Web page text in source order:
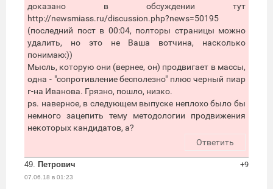
доказано в обсуждении тут
http://newsmiass.ru/discussion.php?news=50195
(последний пост в 00:04, полторы страницы можно
удалить, но это не Ваша вотчина, насколько
понимаю:))
Мысль, которую они (вернее, он) продвигает в массы,
одна - "сопротивление бесполезно" плюс черный пиар
г-на Иванова. Грязно, пошло, низко.
ps. наверное, в следующем выпуске неплохо было бы
немного зацепить тему методологии продвижения
некоторых кандидатов, а?
Ответить
49. Петрович
07.06.18 в 01:23
+9